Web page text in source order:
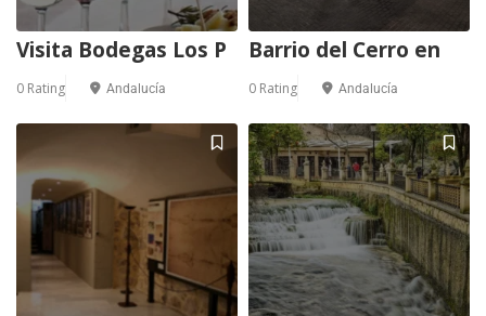
Visita Bodegas Los P
0 Rating Andalucía
Barrio del Cerro en
0 Rating Andalucía